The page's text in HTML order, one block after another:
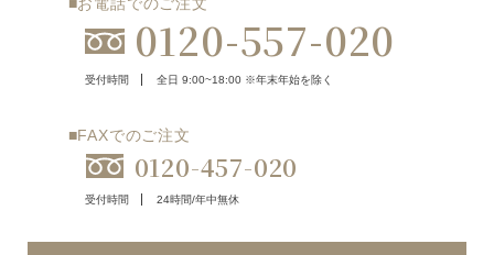
0120-557-020
受付時間 全日 9:00~18:00 ※年末年始を除く
■FAXでのご注文
0120-457-020
受付時間 24時間/年中無休